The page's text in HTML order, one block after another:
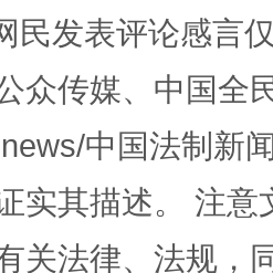
民发表评论感言
众传媒、中国全
中国法制新
实其描述。 注
关法律、法规，